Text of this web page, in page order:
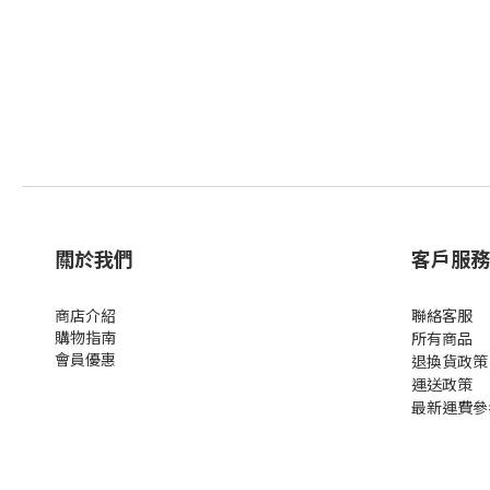
關於我們
商店介紹
購物指南
會員優惠
客戶服務
聯絡客服
所有商品
退換貨政策
運送政策
最新運費